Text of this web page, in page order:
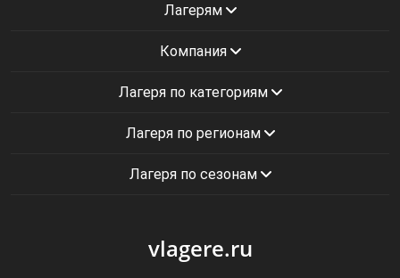
Лагерям
Компания
Лагеря по категориям
Лагеря по регионам
Лагеря по сезонам
vlagere.ru